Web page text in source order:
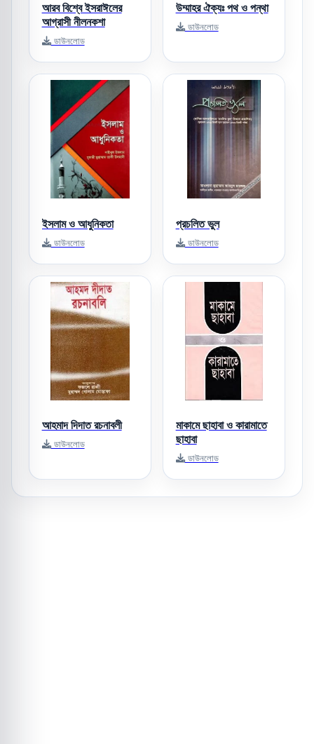
আরব বিশ্বে ইসরাঈলের
আগ্রাসী নীলনকশা
ডাউনলোড
উম্মাহর ঐক্যঃ পথ ও পন্থা
ডাউনলোড
ইসলাম ও আধুনিকতা
ডাউনলোড
প্রচলিত ভুল
ডাউনলোড
আহমাদ দিদাত রচনাবলী
ডাউনলোড
মাকামে ছাহাবা ও কারামাতে
ছাহাবা
ডাউনলোড